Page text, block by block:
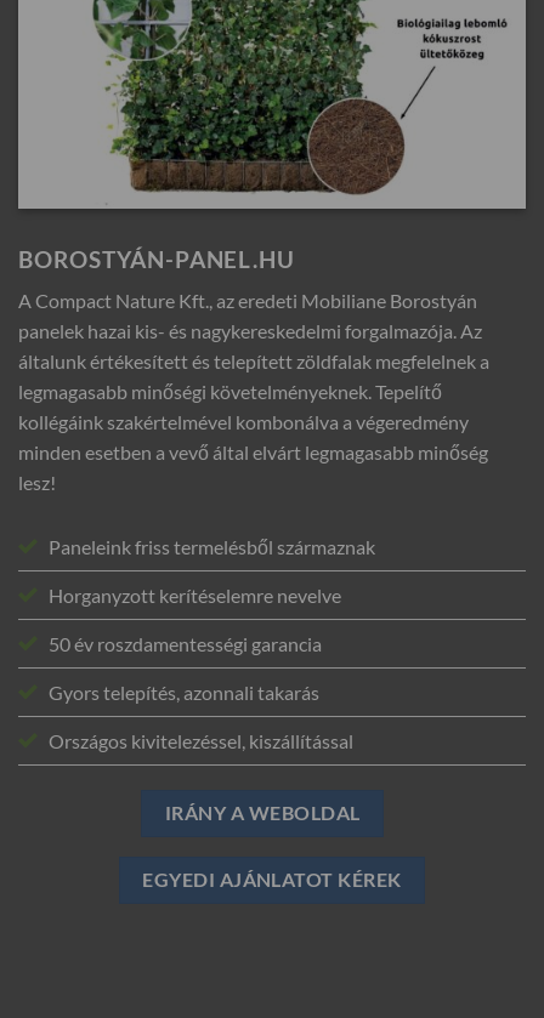
BOROSTYÁN-PANEL.HU
A Compact Nature Kft., az eredeti Mobiliane Borostyán
panelek hazai kis- és nagykereskedelmi forgalmazója. Az
általunk értékesített és telepített zöldfalak megfelelnek a
legmagasabb minőségi követelményeknek. Tepelítő
kollégáink szakértelmével kombonálva a végeredmény
minden esetben a vevő által elvárt legmagasabb minőség
lesz!
Paneleink friss termelésből származnak
Horganyzott kerítéselemre nevelve
50 év roszdamentességi garancia
Gyors telepítés, azonnali takarás
Országos kivitelezéssel, kiszállítással
IRÁNY A WEBOLDAL
EGYEDI AJÁNLATOT KÉREK